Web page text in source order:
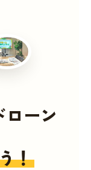
ローン
！